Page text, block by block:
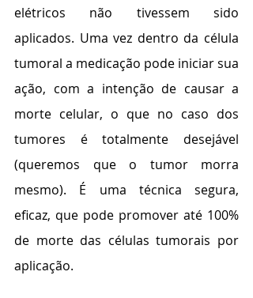
elétricos não tivessem sido
aplicados. Uma vez dentro da célula
tumoral a medicação pode iniciar sua
ação, com a intenção de causar a
morte celular, o que no caso dos
tumores é totalmente desejável
(queremos que o tumor morra
mesmo). É uma técnica segura,
eficaz, que pode promover até 100%
de morte das células tumorais por
aplicação.